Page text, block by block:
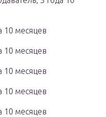
10 месяцев
10 месяцев
10 месяцев
10 месяцев
10 месяцев